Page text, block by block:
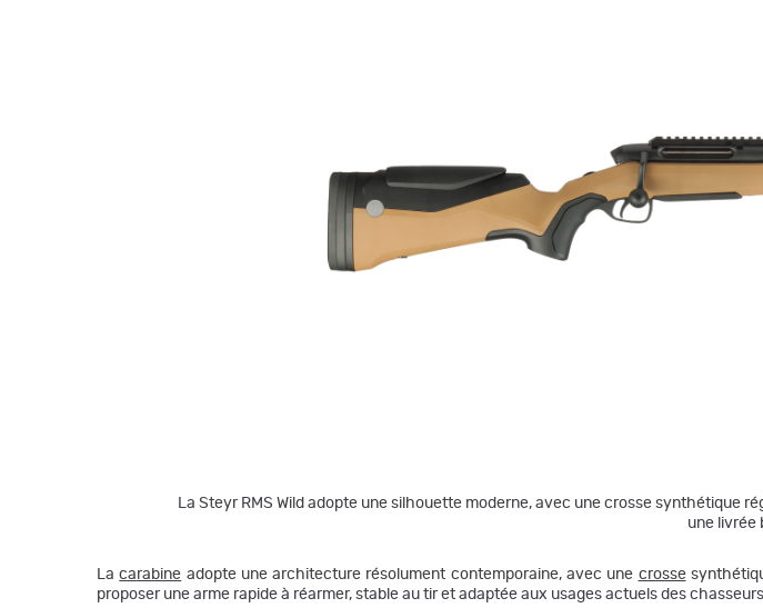
La Steyr RMS Wild adopte une silhouette moderne, avec une crosse synthétique
une livrée
Lacarabine adopte une architecture résolument contemporaine, avec une crosse
proposer une arme rapide à réarmer, stable au tir et adaptée aux usages actuels des